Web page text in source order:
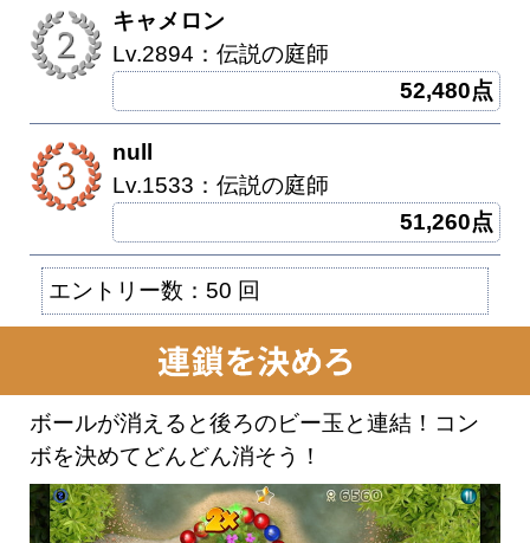
キャメロン
Lv.2894：伝説の庭師
52,480点
null
Lv.1533：伝説の庭師
51,260点
エントリー数：50 回
ボールが消えると後ろのビー玉と連結！コン
ボを決めてどんどん消そう！